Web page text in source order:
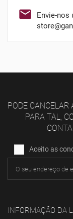

Envie-nos
PODE
PARA TAL,
Aceito as
INFORMAÇÃO DA